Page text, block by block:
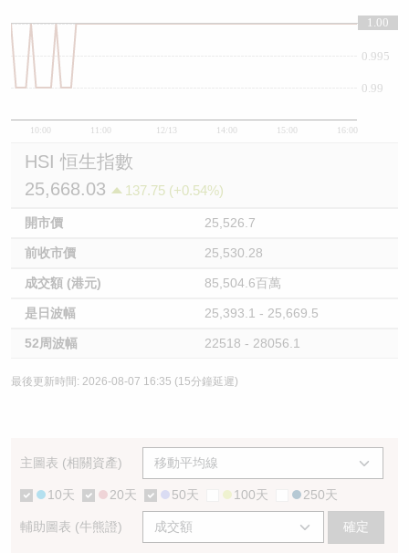
10:00 11:00 12/13 14:00 15:00 16:00
0.99
0.995
1.00
HSI 恒生指數
25,668.03
137.75 (+0.54%)
開市價 25,526.7
前收市價 25,530.28
成交額 (港元) 85,504.6百萬
是日波幅 25,393.1 - 25,669.5
52周波幅 22518 - 28056.1
最後更新時間: 2026-08-07 16:35 (15分鐘延遲)
主圖表 (相關資產)
10天 20天 50天 100天 250天
輔助圖表 (牛熊證) 確定